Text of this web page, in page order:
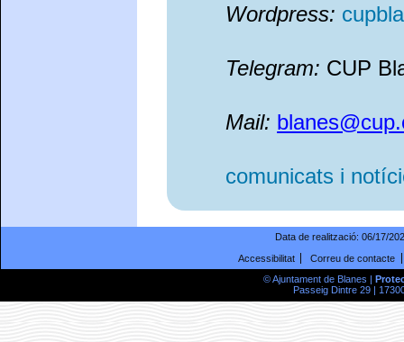
Wordpress:
Telegram: CUP
Mail:
comunicats i
Data de realització: 06/17/
Accessibilitat
Correu de contacte
© Ajuntament de Blanes |
Passeig Dintre 29 |